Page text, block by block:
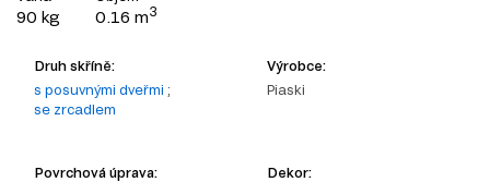
90 kg 0.16 m3
Druh skříně:
s posuvnými dveřmi ;
se zrcadlem
Výrobce:
Piaski
Povrchová úprava:
Dekor: